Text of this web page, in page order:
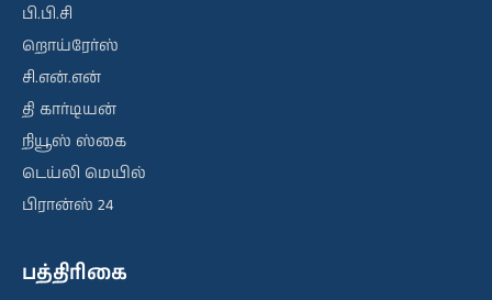
பி.பி.சி
றொய்ரேர்ஸ்
சி.என்.என்
தி கார்டியன்
நியூஸ் ஸ்கை
டெய்லி மெயில்
பிரான்ஸ் 24
பத்திரிகை